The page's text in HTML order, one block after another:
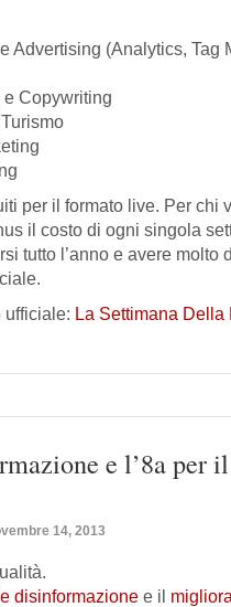
Advertising (Analytics, Tag
Copywriting
per il formato live. Per chi
il costo di ogni singola
tutto l’anno e avere molto
ufficiale: La Settimana Della
e l’8a per il
14, 2013
disinformazione e il